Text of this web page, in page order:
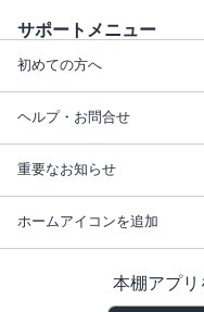
サポートメニュー
初めての方へ
ヘルプ・お問合せ
重要なお知らせ
ホームアイコンを追加
本棚アプリ